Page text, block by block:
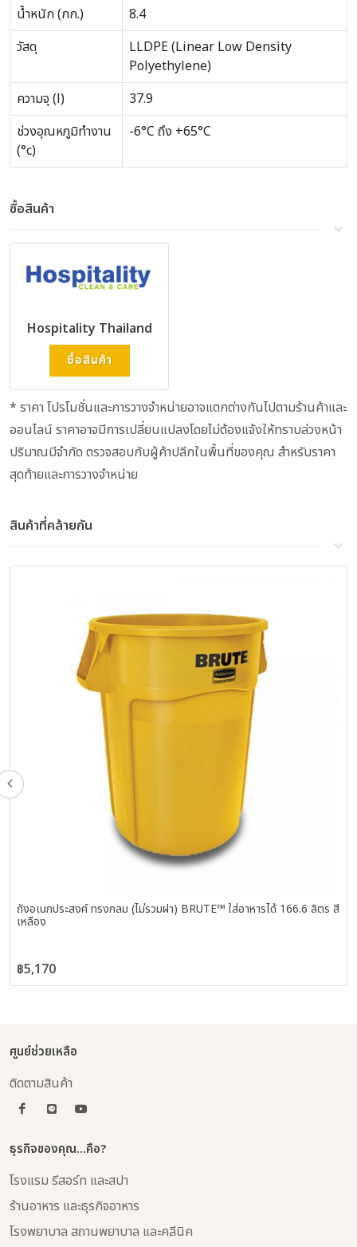
น้ำหนัก (กก.)
8.4
วัสดุ
LLDPE (Linear Low Density
Polyethylene)
ความจุ (l)
37.9
ช่วงอุณหภูมิทำงาน
(°c)
-6°C ถึง +65°C
ซื้อสินค้า
Hospitality Thailand
ซื้อสินค้า
* ราคา โปรโมชั่นและการวางจำหน่ายอาจแตกต่างกันไปตามร้านค้าและ
ออนไลน์ ราคาอาจมีการเปลี่ยนแปลงโดยไม่ต้องแจ้งให้ทราบล่วงหน้า
ปริมาณมีจำกัด ตรวจสอบกับผู้ค้าปลีกในพื้นที่ของคุณ สำหรับราคา
สุดท้ายและการวางจำหน่าย
สินค้าที่คล้ายกัน
ถังอเนกประสงค์ ทรงกลม (ไม่รวมฝา) BRUTE™ ใส่อาหารได้ 166.6 ลิตร สี
เหลือง
฿5,170
ศูนย์ช่วยเหลือ
ติดตามสินค้า
ธุรกิจของคุณ...คือ?
โรงแรม รีสอร์ท และสปา
ร้านอาหาร และธุรกิจอาหาร
โรงพยาบาล สถานพยาบาล และคลีนิค